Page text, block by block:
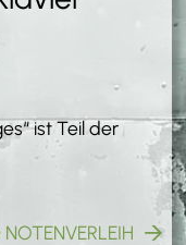
ist Teil der